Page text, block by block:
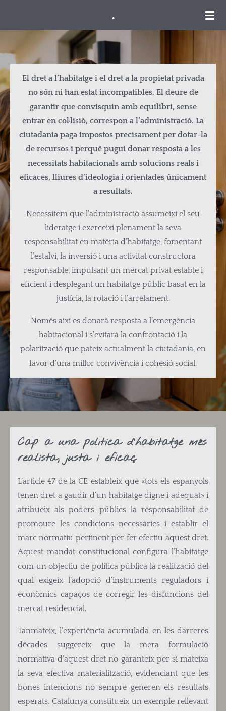
principal
.
El dret a l’habitatge i el dret a la propietat privada
no són ni han estat incompatibles. El deure de
garantir que convisquin amb equilibri, sense
entrar en col·lisió, correspon a l’administració. La
ciutadania paga impostos precisament per dotar-la
de recursos i perquè pugui donar resposta a les
necessitats habitacionals amb solucions reals i
eficaces, lliures d’ideologia i orientades únicament
a resultats.
Necessitem que l’administració assumeixi el seu
lideratge i exerceixi plenament la seva
responsabilitat en matèria d’habitatge, fomentant
l’estalvi, la inversió i una activitat constructora
responsable, impulsant un mercat privat estable i
eficient i desplegant un habitatge públic basat en la
justícia, la rotació i l’arrelament.
Només així es donarà resposta a l’emergència
habitacional i s’evitarà la confrontació i la
polarització que pateix actualment la ciutadania, en
favor d’una millor convivència i cohesió social.
Cap a una política d’habitatge més
realista, justa i eficaç
L’article 47 de la CE estableix que «tots els espanyols
tenen dret a gaudir d’un habitatge digne i adequat» i
atribueix als poders públics la responsabilitat de
promoure les condicions necessàries i establir el
marc normatiu pertinent per fer efectiu aquest dret.
Aquest mandat constitucional configura l’habitatge
com un objectiu de política pública la realització del
qual exigeix l’adopció d’instruments reguladors i
econòmics capaços de corregir les disfuncions del
mercat residencial.
Tanmateix, l’experiència acumulada en les darreres
dècades suggereix que la mera formulació
normativa d’aquest dret no garanteix per si mateixa
la seva efectiva materialització, evidenciant que les
bones intencions no sempre generen els resultats
esperats. Catalunya constitueix un exemple rellevant